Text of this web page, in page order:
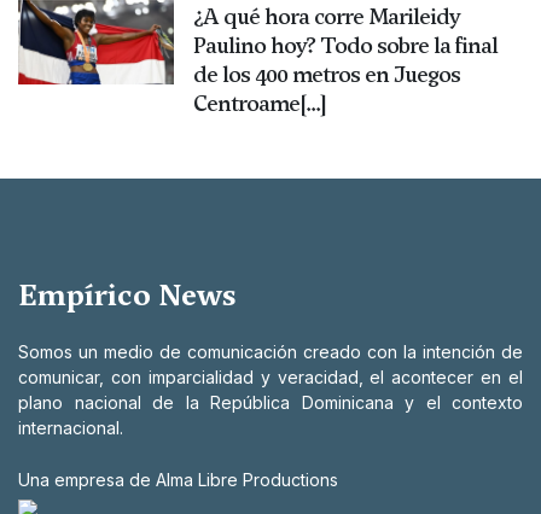
¿A qué hora corre Marileidy
Paulino hoy? Todo sobre la final
de los 400 metros en Juegos
Centroame[...]
Empírico News
Somos un medio de comunicación creado con la intención de
comunicar, con imparcialidad y veracidad, el acontecer en el
plano nacional de la República Dominicana y el contexto
internacional.
Una empresa de Alma Libre Productions